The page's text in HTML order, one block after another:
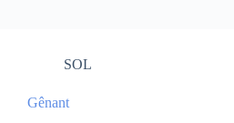
SOL
Gênant